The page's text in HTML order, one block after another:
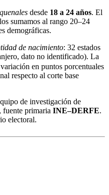
desde 18 a 24 años. El
sumamos al rango 20–24
demográficas.
de nacimiento: 32 estados
dato no identificado). La
en puntos porcentuales
respecto al corte base
de investigación de
, fuente primaria INE–DERFE.
electoral.